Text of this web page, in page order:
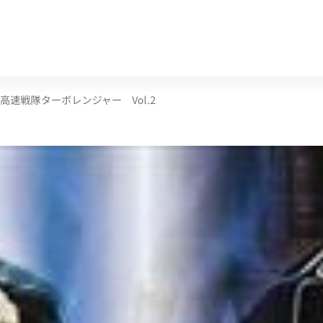
高速戦隊ターボレンジャー Vol.2